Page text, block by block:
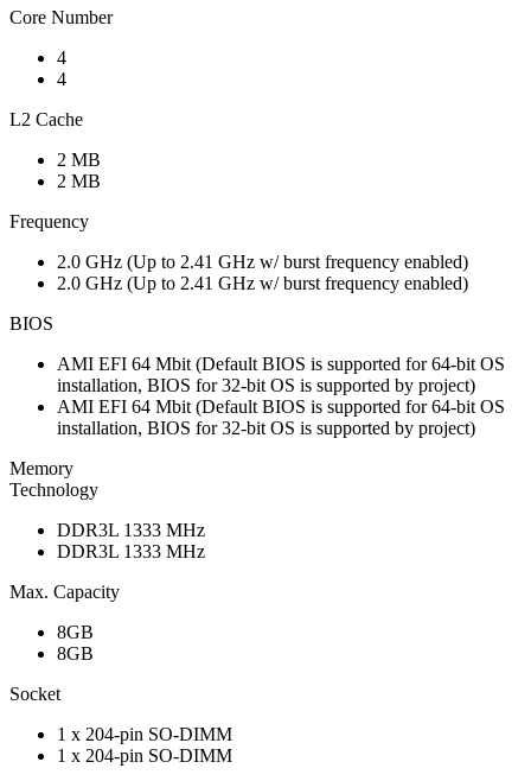
Core Number
4
4
L2 Cache
2 MB
2 MB
Frequency
2.0 GHz (Up to 2.41 GHz w/ burst frequency enabled)
2.0 GHz (Up to 2.41 GHz w/ burst frequency enabled)
BIOS
AMI EFI 64 Mbit (Default BIOS is supported for 64-bit OS
installation, BIOS for 32-bit OS is supported by project)
AMI EFI 64 Mbit (Default BIOS is supported for 64-bit OS
installation, BIOS for 32-bit OS is supported by project)
Memory
Technology
DDR3L 1333 MHz
DDR3L 1333 MHz
Max. Capacity
8GB
8GB
Socket
1 x 204-pin SO-DIMM
1 x 204-pin SO-DIMM